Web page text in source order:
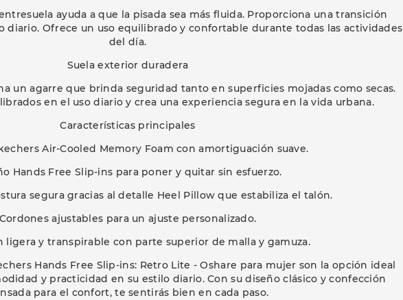
ayuda a que la pisada sea más fluida. Proporciona una transición
diario. Ofrece un uso equilibrado y confortable durante todas las actividades
del día.
Suela exterior duradera
un agarre que brinda seguridad tanto en superficies mojadas como secas.
en el uso diario y crea una experiencia segura en la vida urbana.
Características principales
Air-Cooled Memory Foam con amortiguación suave.
Hands Free Slip-ins para poner y quitar sin esfuerzo.
segura gracias al detalle Heel Pillow que estabiliza el talón.
Cordones ajustables para un ajuste personalizado.
ligera y transpirable con parte superior de malla y gamuza.
Hands Free Slip-ins: Retro Lite - Oshare para mujer son la opción ideal
y practicidad en su estilo diario. Con su diseño clásico y confección
para el confort, te sentirás bien en cada paso.